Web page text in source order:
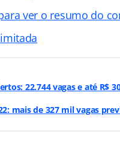
ver o resumo do
22.744 vagas e até R$
mais de 327 mil vagas